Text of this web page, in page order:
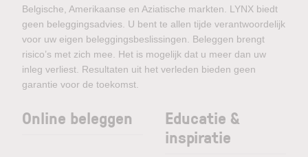
Belgische, Amerikaanse en Aziatische markten. LYNX biedt
geen beleggingsadvies. U bent te allen tijde verantwoordelijk
voor uw eigen beleggingsbeslissingen. Beleggen brengt
risico’s met zich mee. Het is mogelijk dat u meer dan uw
inleg verliest. Resultaten uit het verleden bieden geen
garantie voor de toekomst.
Online beleggen
Educatie &
inspiratie